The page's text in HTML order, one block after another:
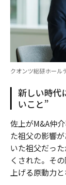
クオンツ総研ホール
新しい時代
いこと”
佐上がM&A仲
た祖父の影響
いた祖父だっ
くされた。そ
上げる原動力と